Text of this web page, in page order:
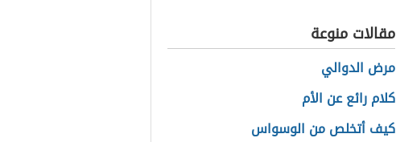
مقالات منوعة
مرض الدوالي
كلام رائع عن الأم
كيف أتخلص من الوسواس